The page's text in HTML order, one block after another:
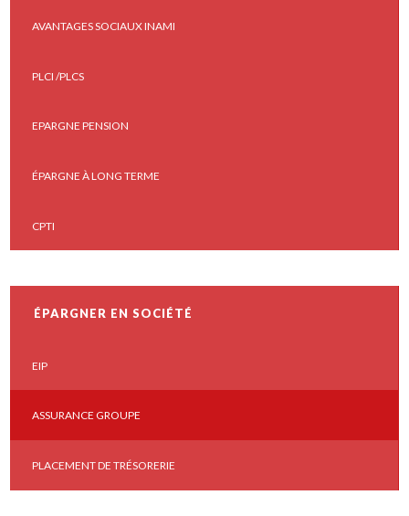
AVANTAGES SOCIAUX INAMI
PLCI /PLCS
EPARGNE PENSION
ÉPARGNE À LONG TERME
CPTI
ÉPARGNER EN SOCIÉTÉ
EIP
ASSURANCE GROUPE
PLACEMENT DE TRÉSORERIE